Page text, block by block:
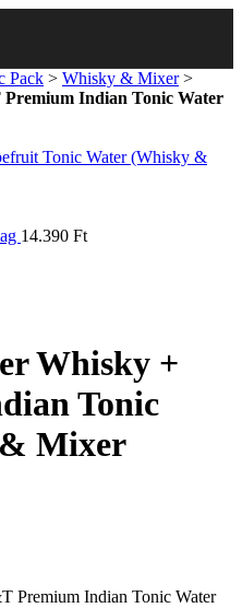
Pack > Whisky & Mixer>
Indian Tonic Water
Tonic Water (Whisky &
14.390 Ft
Whisky +
Tonic
Mixer
Premium Indian Tonic Water